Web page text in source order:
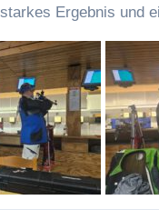
Ergebnis und